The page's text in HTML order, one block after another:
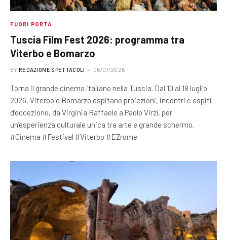
FUORI PORTA
Tuscia Film Fest 2026: programma tra
Viterbo e Bomarzo
BY REDAZIONE SPETTACOLI 06/07/2026
Torna il grande cinema italiano nella Tuscia. Dal 10 al 18 luglio
2026, Viterbo e Bomarzo ospitano proiezioni, incontri e ospiti
d’eccezione, da Virginia Raffaele a Paolo Virzì, per
un’esperienza culturale unica tra arte e grande schermo.
#Cinema #Festival #Viterbo #EZrome